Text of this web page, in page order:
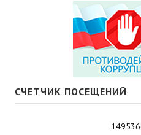
СЧЕТЧИК ПОСЕЩЕНИЙ